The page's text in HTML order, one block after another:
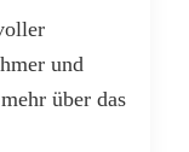
und
über das